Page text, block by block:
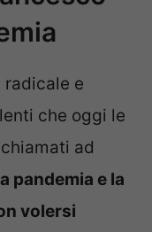
radicale e
che oggi le
ad
pandemia e la
volersi